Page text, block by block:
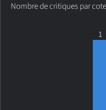
Nombre de critiques par
1